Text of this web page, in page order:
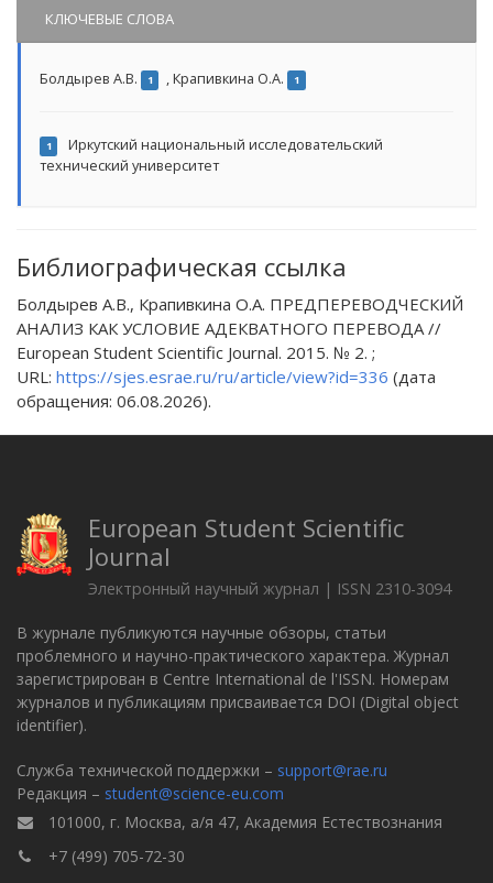
КЛЮЧЕВЫЕ СЛОВА
Болдырев А.В. 1 ,Крапивкина О.А. 1
1
Иркутский национальный исследовательский
технический университет
Библиографическая ссылка
Болдырев А.В., Крапивкина О.А. ПРЕДПЕРЕВОДЧЕСКИЙ
АНАЛИЗ КАК УСЛОВИЕ АДЕКВАТНОГО ПЕРЕВОДА //
European Student Scientific Journal. 2015. № 2. ;
URL: https://sjes.esrae.ru/ru/article/view?id=336 (дата
обращения: 06.08.2026).
European Student Scientific
Journal
Электронный научный журнал | ISSN 2310-3094
В журнале публикуются научные обзоры, статьи
проблемного и научно-практического характера. Журнал
зарегистрирован в Centre International de l'ISSN. Номерам
журналов и публикациям присваивается DOI (Digital object
identifier).
Служба технической поддержки – support@rae.ru
Редакция – student@science-eu.com
101000, г. Москва, а/я 47, Академия Естествознания
+7 (499) 705-72-30